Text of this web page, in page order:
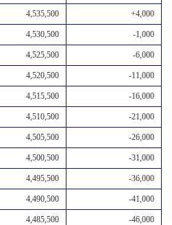
4,535,500 +4,000
4,530,500 -1,000
4,525,500 -6,000
4,520,500 -11,000
4,515,500 -16,000
4,510,500 -21,000
4,505,500 -26,000
4,500,500 -31,000
4,495,500 -36,000
4,490,500 -41,000
4,485,500 -46,000